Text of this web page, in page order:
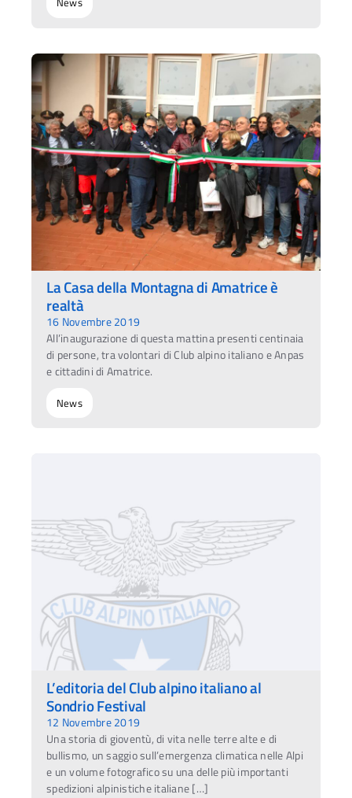
La Casa della Montagna di Amatrice è
realtà
16 Novembre 2019
All’inaugurazione di questa mattina presenti centinaia
di persone, tra volontari di Club alpino italiano e Anpas
e cittadini di Amatrice.
News
L’editoria del Club alpino italiano al
Sondrio Festival
12 Novembre 2019
Una storia di gioventù, di vita nelle terre alte e di
bullismo, un saggio sull’emergenza climatica nelle Alpi
e un volume fotografico su una delle più importanti
spedizioni alpinistiche italiane […]